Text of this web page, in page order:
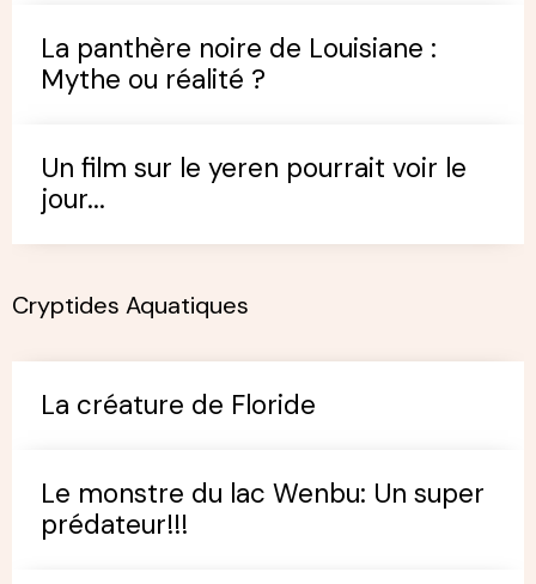
La panthère noire de Louisiane :
Mythe ou réalité ?
Un film sur le yeren pourrait voir le
jour...
Cryptides Aquatiques
La créature de Floride
Le monstre du lac Wenbu: Un super
prédateur!!!